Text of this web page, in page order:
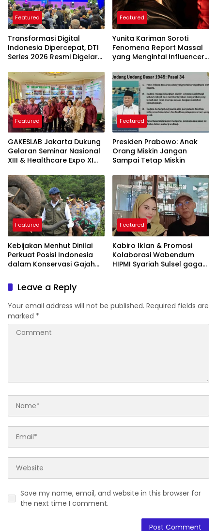
Featured
Transformasi Digital
Indonesia Dipercepat, DTI
Series 2026 Resmi Digelar
Featured
Yunita Kariman Soroti
Fenomena Report Massal
yang Mengintai Influencer,
yang Perlu Diketahui
Featured
GAKESLAB Jakarta Dukung
Gelaran Seminar Nasional
XIII & Healthcare Expo XI
Featured
Presiden Prabowo: Anak
Orang Miskin Jangan
Sampai Tetap Miskin
Featured
Kebijakan Menhut Dinilai
Perkuat Posisi Indonesia
dalam Konservasi Gajah
Featured
Kabiro Iklan & Promosi
Kolaborasi Wabendum
HIPMI Syariah Sulsel gagas
Leave a Reply
Your email address will not be published. Required fields are
marked *
Save my name, email, and website in this browser for
the next time I comment.